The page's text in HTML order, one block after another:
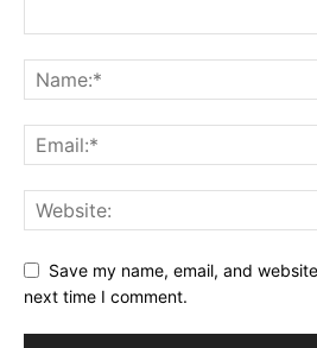
Save my name, email, and
next time I comment.